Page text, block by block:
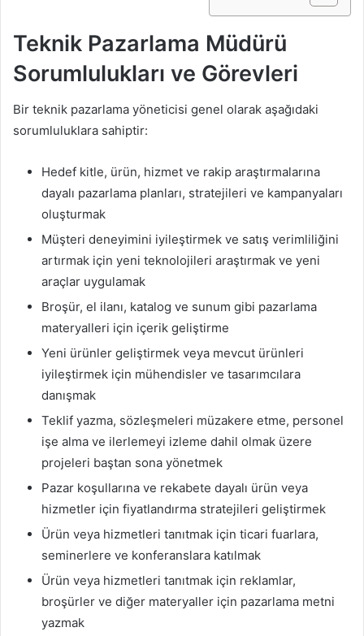
Teknik Pazarlama Müdürü
Sorumlulukları ve Görevleri
Bir teknik pazarlama yöneticisi genel olarak aşağıdaki
sorumluluklara sahiptir:
Hedef kitle, ürün, hizmet ve rakip araştırmalarına
dayalı pazarlama planları, stratejileri ve kampanyaları
oluşturmak
Müşteri deneyimini iyileştirmek ve satış verimliliğini
artırmak için yeni teknolojileri araştırmak ve yeni
araçlar uygulamak
Broşür, el ilanı, katalog ve sunum gibi pazarlama
materyalleri için içerik geliştirme
Yeni ürünler geliştirmek veya mevcut ürünleri
iyileştirmek için mühendisler ve tasarımcılara
danışmak
Teklif yazma, sözleşmeleri müzakere etme, personel
işe alma ve ilerlemeyi izleme dahil olmak üzere
projeleri baştan sona yönetmek
Pazar koşullarına ve rekabete dayalı ürün veya
hizmetler için fiyatlandırma stratejileri geliştirmek
Ürün veya hizmetleri tanıtmak için ticari fuarlara,
seminerlere ve konferanslara katılmak
Ürün veya hizmetleri tanıtmak için reklamlar,
broşürler ve diğer materyaller için pazarlama metni
yazmak